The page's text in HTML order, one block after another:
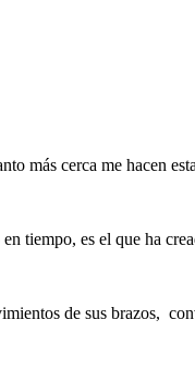
más cerca me hacen
tiempo, es el que ha
de sus brazos,